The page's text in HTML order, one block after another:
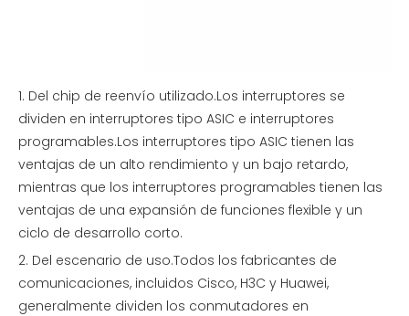
1. Del chip de reenvío utilizado.Los interruptores se
dividen en interruptores tipo ASIC e interruptores
programables.Los interruptores tipo ASIC tienen las
ventajas de un alto rendimiento y un bajo retardo,
mientras que los interruptores programables tienen las
ventajas de una expansión de funciones flexible y un
ciclo de desarrollo corto.
2. Del escenario de uso.Todos los fabricantes de
comunicaciones, incluidos Cisco, H3C y Huawei,
generalmente dividen los conmutadores en